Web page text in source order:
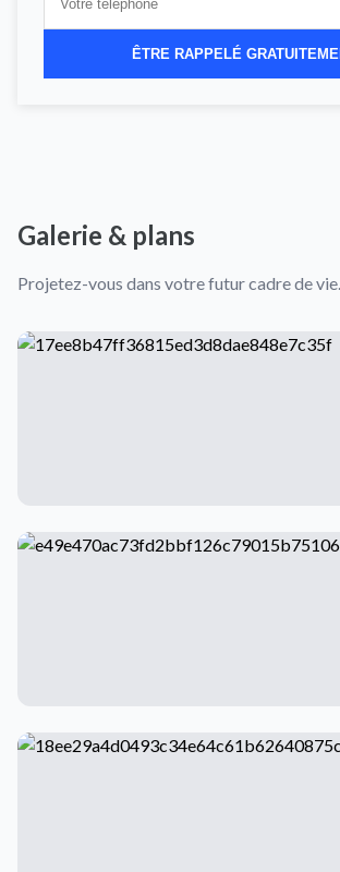
ÊTRE RAPPELÉ
Galerie & plans
Projetez-vous dans votre futur cadre de vie.